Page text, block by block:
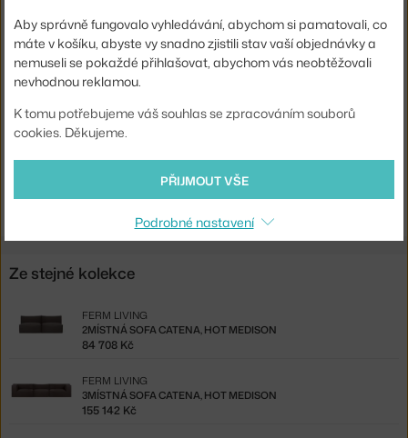
Barva:
tmavě hnědá
Materiál:
textilní potah
Typ pohovky:
2-místná, modulární
Kód produktu
FER-L100-L100
Ste zo Slovenska? Prejdite na2miestna sofa Catena, Hot Medison
Shopping from the EU? Switch toCatena 2-seater Sofa, Hot
Medison Reloaded
Ze stejné kolekce
2MÍSTNÁ SOFA CATENA, HOT MEDISON
FERM LIVING
84 708 Kč
3MÍSTNÁ SOFA CATENA, HOT MEDISON
FERM LIVING
155 142 Kč
Aby správně fungovalo vyhledávání, abychom si pamatovali, co
máte v košíku, abyste vy snadno zjistili stav vaší objednávky a
nemuseli se pokaždé přihlašovat, abychom vás neobtěžovali
nevhodnou reklamou.
K tomu potřebujeme váš souhlas se zpracováním souborů
cookies. Děkujeme.
PŘIJMOUT VŠE
Podrobné nastavení